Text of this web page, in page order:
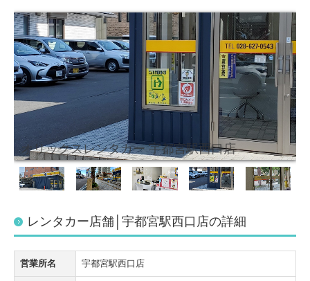
オリックスレンタカー 宇都宮駅西口店
レンタカー店舗│宇都宮駅西口店の詳細
営業所名 宇都宮駅西口店